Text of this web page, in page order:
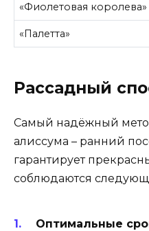
«Фиолетовая королева»
«Палетта»
Рассадный
Самый надёжный
алиссума – ранний
гарантирует
соблюдаются
Оптимальные